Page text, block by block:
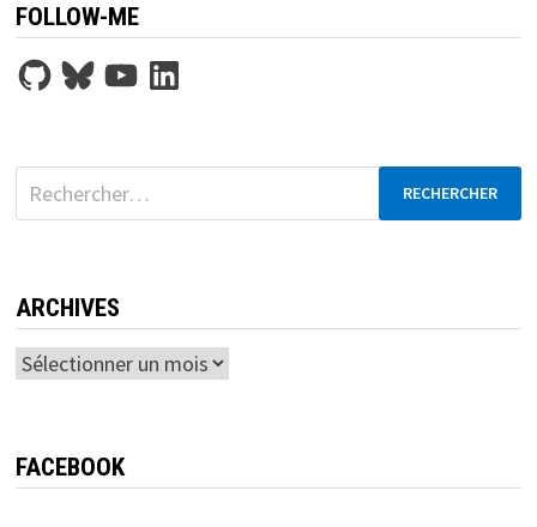
FOLLOW-ME
GitHubBlueskyYouTubeLinkedIn
Rechercher :
ARCHIVES
Archives
FACEBOOK